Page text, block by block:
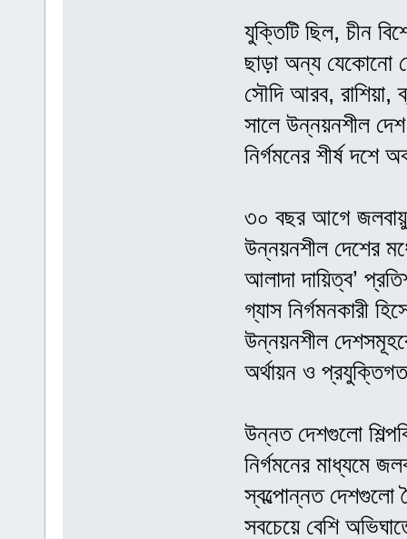
যুক্তিটি ছিল, চীন
ছাড়া অন্য যেকোনো
সৌদি আরব, রাশিয়া,
সালে উন্নয়নশীল
নির্গমনের শীর্ষ দশে
৩০ বছর আগে
উন্নয়নশীল দেশের
আলাদা দায়িত্ব’
গ্যাস নির্গমনকারী
উন্নয়নশীল
অর্থায়ন ও
উন্নত দেশগুলো
নির্গমনের মাধ্যমে
স্বল্পোন্নত দেশগুলো
সবচেয়ে বেশি